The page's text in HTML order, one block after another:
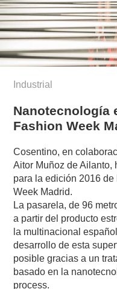
Industrial
Nanotecnología
Fashion Week
Cosentino, en
Aitor Muñoz de Ailanto,
para la edición 2016
Week Madrid.
La pasarela, de 96
a partir del producto
la multinacional
desarrollo de esta
posible gracias a un
basado en la
process.